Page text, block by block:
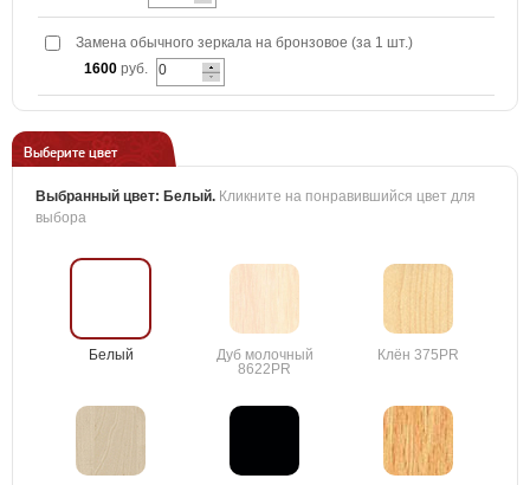
Замена обычного зеркала на бронзовое (за 1 шт.)
1600 руб.
Выберите цвет
Выбранный цвет: Белый. Кликните на понравившийся цвет для
выбора
Белый
Дуб молочный
8622PR
Клён 375PR